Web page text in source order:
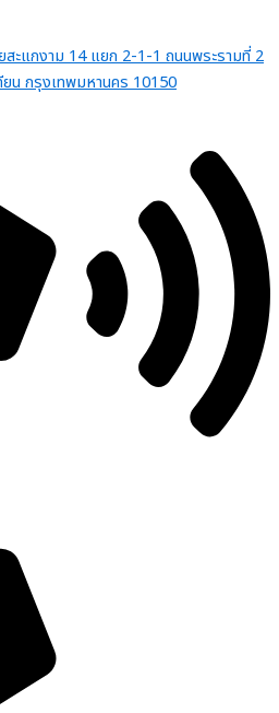
สะแกงาม 14 แยก 2-1-1 ถนนพระรามที่ 2
น กรุงเทพมหานคร 10150